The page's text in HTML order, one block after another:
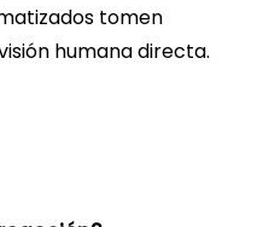
tomen
humana directa.